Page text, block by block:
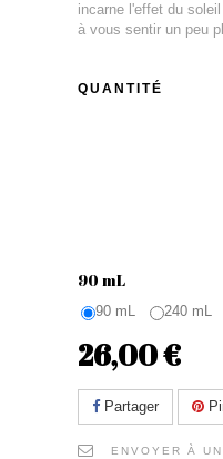
incarne l'effet du
à vous sentir un peu
QUANTITÉ
90 mL
90 mL 240 mL
26,00 €
Partager
ENVOYER À